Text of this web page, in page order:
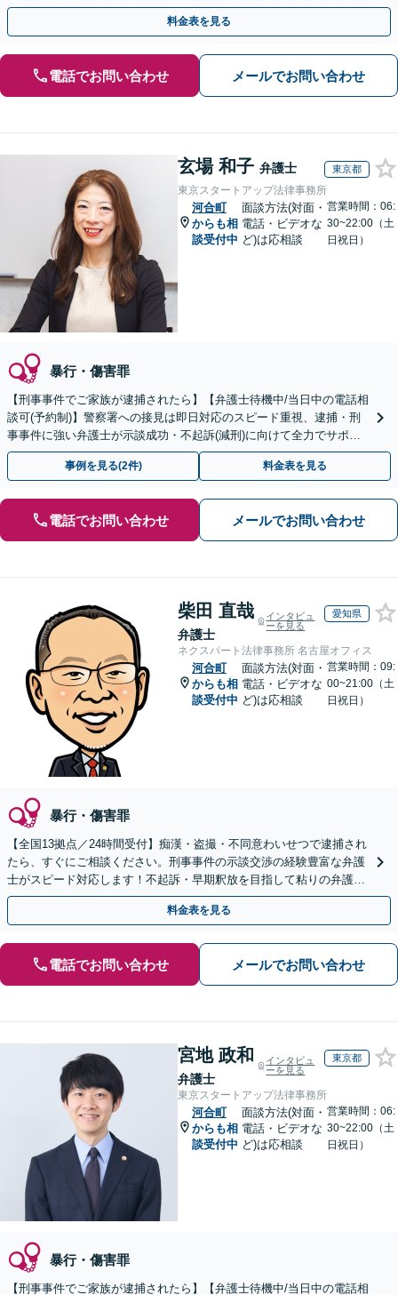
漢／盗撮／のぞき／その他性犯罪など
料金表を見る
電話でお問い合わせ メールでお問い合わせ
玄場 和子 弁護士 東京都
東京スタートアップ法律事務所
河合町
からも相
談受付中
面談方法(対面・
電話・ビデオな
ど)は応相談
営業時間：06:
30~22:00（土
日祝日）
暴行・傷害罪
【刑事事件でご家族が逮捕されたら】【弁護士待機中/当日中の電話相
談可(予約制)】警察署への接見は即日対応のスピード重視、逮捕・刑
事事件に強い弁護士が示談成功・不起訴(減刑)に向けて全力でサポー
トします。【加害者側の相談専門】
事例を見る(2件) 料金表を見る
電話でお問い合わせ メールでお問い合わせ
柴田 直哉
弁護士
インタビュ
ーを見る
愛知県
ネクスパート法律事務所 名古屋オフィス
河合町
からも相
談受付中
面談方法(対面・
電話・ビデオな
ど)は応相談
営業時間：09:
00~21:00（土
日祝日）
暴行・傷害罪
【全国13拠点／24時間受付】痴漢・盗撮・不同意わいせつで逮捕され
たら、すぐにご相談ください。刑事事件の示談交渉の経験豊富な弁護
士がスピード対応します！不起訴・早期釈放を目指して粘りの弁護活
動を行います。
料金表を見る
電話でお問い合わせ メールでお問い合わせ
宮地 政和
弁護士
インタビュ
ーを見る
東京都
東京スタートアップ法律事務所
河合町
からも相
談受付中
面談方法(対面・
電話・ビデオな
ど)は応相談
営業時間：06:
30~22:00（土
日祝日）
暴行・傷害罪
【刑事事件でご家族が逮捕されたら】【弁護士待機中/当日中の電話相